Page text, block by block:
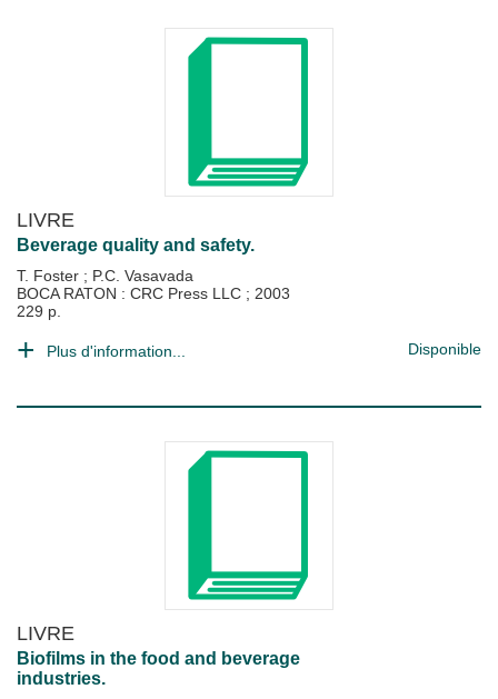
LIVRE
Beverage quality and safety.
T. Foster ; P.C. Vasavada
BOCA RATON : CRC Press LLC ; 2003
229 p.
Plus d'information... Disponible
LIVRE
Biofilms in the food and beverage
industries.